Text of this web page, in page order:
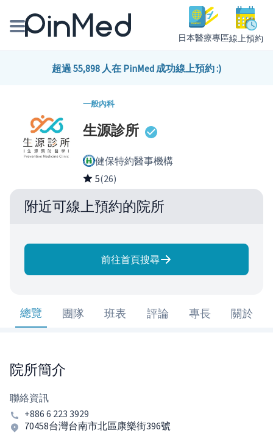
日本醫療專區線上預約
線上預約醫師、院所
健康主題館
我是醫療人員
超過 55,898 人在 PinMed 成功線上預約 :)
一般內科
生源診所
健保特約醫事機構
5(26)
附近可線上預約的院所
前往首頁搜尋
總覽 團隊 班表 評論 專長 關於
院所簡介
聯絡資訊
+886 6 223 3929
70458台灣台南市北區康樂街396號